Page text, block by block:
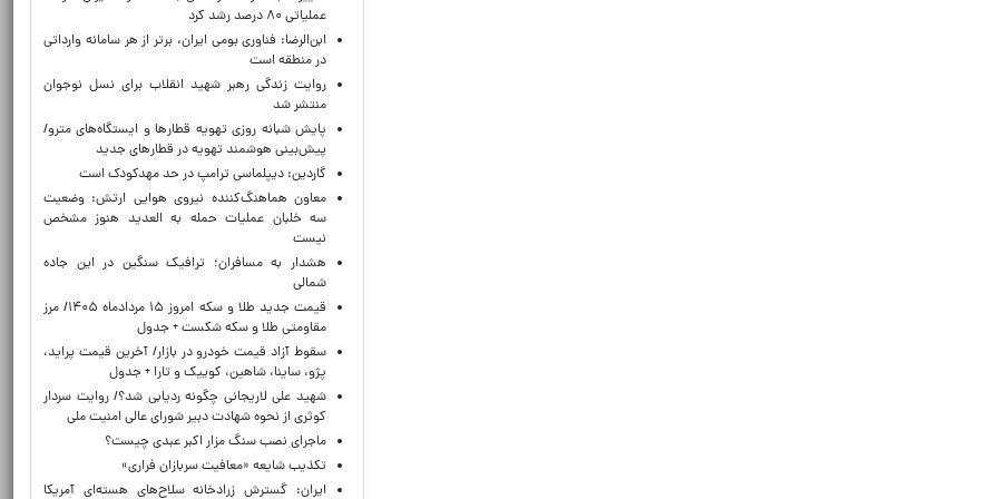
عملیاتی ۸۰ درصد رشد کرد
ابن‌الرضا: فناوری بومی ایران، برتر از هر سامانه وارداتی
در منطقه است
روایت زندگی رهبر شهید انقلاب برای نسل نوجوان
منتشر شد
پایش شبانه روزی تهویه قطارها و ایستگاه‌های مترو/
پیش‌بینی هوشمند تهویه در قطارهای جدید
گاردین: دیپلماسی ترامپ در حد مهدکودک است
معاون هماهنگ‌کننده نیروی هوایی ارتش: وضعیت
سه خلبان عملیات حمله به العدید هنوز مشخص
نیست
هشدار به مسافران؛ ترافیک سنگین در این جاده
شمالی
قیمت جدید طلا و سکه امروز ۱۵ مردادماه ۱۴۰۵/ مرز
مقاومتی طلا و سکه شکست + جدول
سقوط آزاد قیمت خودرو در بازار/ آخرین قیمت پراید،
پژو، ساینا، شاهین، کوییک و تارا + جدول
شهید علی لاریجانی چگونه ردیابی شد؟/ روایت سردار
کوثری از نحوه شهادت دبیر شورای عالی امنیت ملی
ماجرای نصب سنگ مزار اکبر عبدی چیست؟
تکذیب شایعه «معافیت سربازان فراری»
ایران: گسترش زرادخانه سلاح‌های هسته‌ای آمریکا